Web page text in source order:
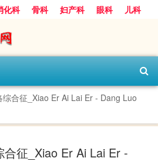
化科 骨科 妇产科 眼科
儿科
科
合征_Xiao Er Ai Lai Er - Dang Luo
征_Xiao Er Ai Lai Er -